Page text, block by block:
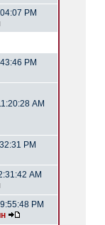
PM
PM
AM
PM
AM
PM